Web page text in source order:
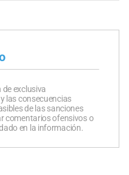
exclusiva
las consecuencias
de las sanciones
comentarios ofensivos o
en la información.